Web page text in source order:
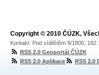
Copyright © 2010 ČÚZK,
Kontakt: Pod sídlištěm 9/1800,
RSS 2.0 Geoportál ČÚZK
RSS 2.0 Aplikace
RSS 2.0